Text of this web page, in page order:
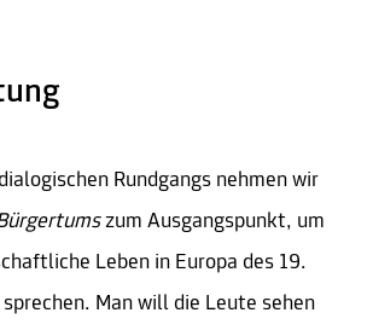
Rundgangs nehmen wir
zum Ausgangspunkt, um
Leben in Europa des 19.
Man will die Leute sehen